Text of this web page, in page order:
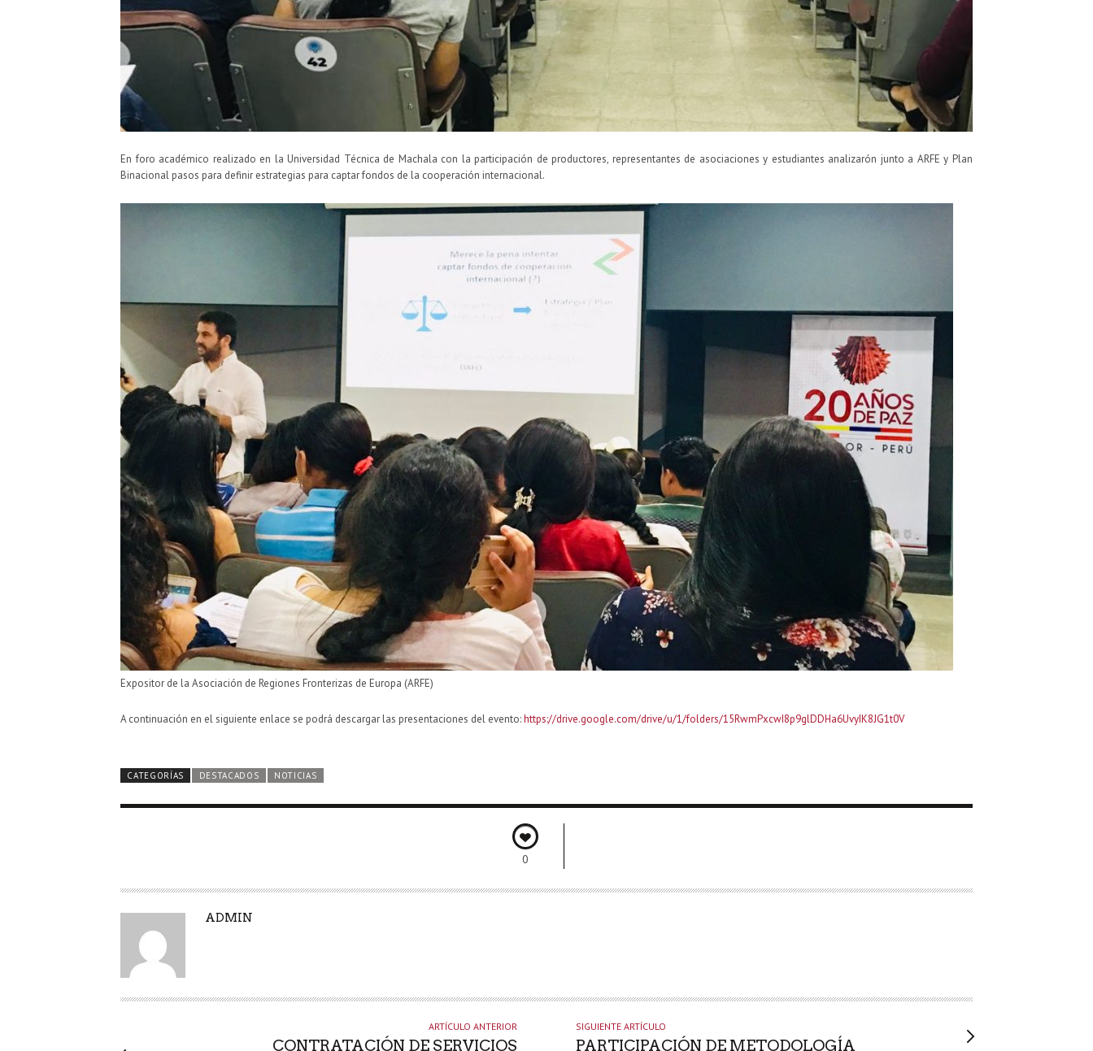
En foro académico realizado en la Universidad Técnica de Machala con la participación de productores, representantes de asociaciones y estudiantes analizarón junto a ARFE y Plan
Binacional pasos para definir estrategias para captar fondos de la cooperación internacional.
Expositor de la Asociación de Regiones Fronterizas de Europa (ARFE)
A continuación en el siguiente enlace se podrá descargar las presentaciones del evento:https://drive.google.com/drive/u/1/folders/15RwmPxcwI8p9glDDHa6UvyIK8JG1t0V
CATEGORÍAS DESTACADOS NOTICIAS
0
A
R
ADMIN
ARTÍCULO ANTERIOR
CONTRATACIÓN DE SERVICIOS
SIGUIENTE ARTÍCULO
PARTICIPACIÓN DE METODOLOGÍA